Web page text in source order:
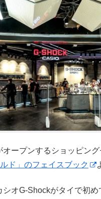
オープンするショッピン
ド」のフェイスブック
シオG-Shockがタイで初め